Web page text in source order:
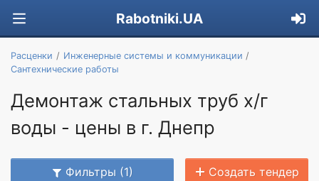
Rabotniki.UA
Расценки
Инженерные системы и коммуникации
Сантехнические работы
Демонтаж стальных труб х/г
воды - цены в г. Днепр
Фильтры (1) Создать тендер